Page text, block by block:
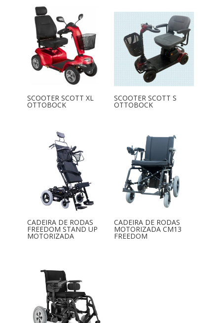
SCOOTER SCOTT XL
OTTOBOCK
SCOOTER SCOTT S
OTTOBOCK
CADEIRA DE RODAS
FREEDOM STAND UP
MOTORIZADA
CADEIRA DE RODAS
MOTORIZADA CM13
FREEDOM